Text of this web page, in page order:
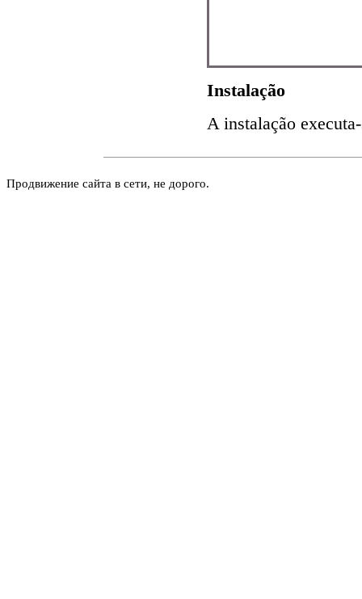
Instalação
A instalação
Продвижение сайта в сети, не дорого.